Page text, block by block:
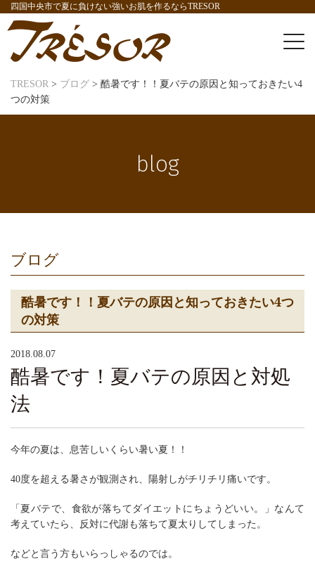
四国中央市で夏に負けない強いお肌を作るならTRESOR
TRESOR > ブログ > 酷暑です！！夏バテの原因と知っておきたい4
つの対策
blog
ブログ
酷暑です！！夏バテの原因と知っておきたい4つ
の対策
2018.08.07
酷暑です！夏バテの原因と対処
法
今年の夏は、息苦しいくらい暑い夏！！
40度を超える暑さが観測され、陽射しがチリチリ痛いです。
「夏バテで、食欲が落ちてダイエットにちょうどいい。」なんて
考えていたら、反対に代謝も落ちて夏太りしてしまった。
などと言う方もいらっしゃるのでは。